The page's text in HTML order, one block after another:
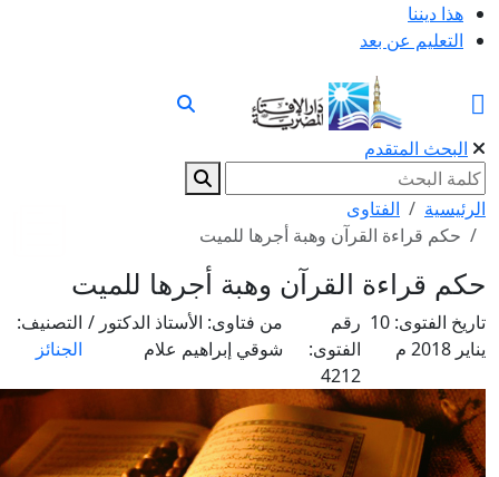
هذا ديننا
التعليم عن بعد
البحث المتقدم
الفتاوى
حكم قراءة القرآن وهبة أجرها للميت
قراءة القرآن وهبة أجرها للميت
الفتوى:10
2018 م
رقم
الفتوى:
4212
من فتاوى:الأستاذ الدكتور /
شوقي إبراهيم علام
التصنيف:
الجنائز